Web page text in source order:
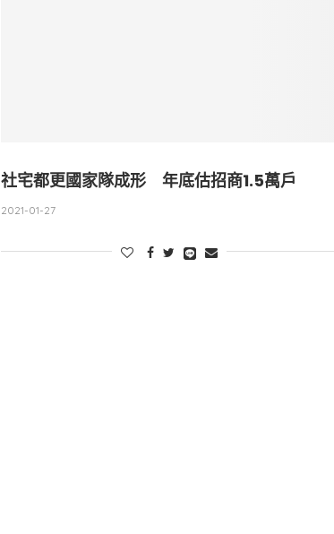
社宅都更國家隊成形 年底估招商1.5萬戶
2021-01-27